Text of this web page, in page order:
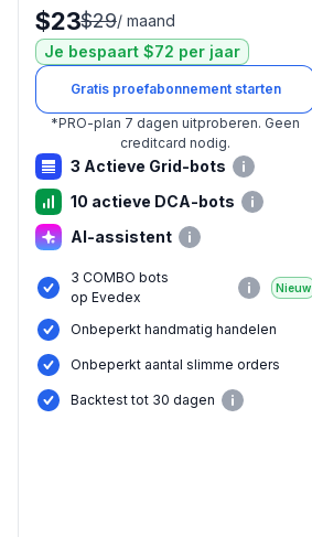
$23$29/ maand
Je bespaart $72 per jaar
Gratis proefabonnement starten
*PRO-plan 7 dagen uitproberen. Geen
creditcard nodig.
3 Actieve Grid-bots
10 actieve DCA-bots
AI-assistent
3 COMBO bots
op Evedex
Nieuw
Onbeperkt handmatig handelen
Onbeperkt aantal slimme orders
Backtest tot 30 dagen